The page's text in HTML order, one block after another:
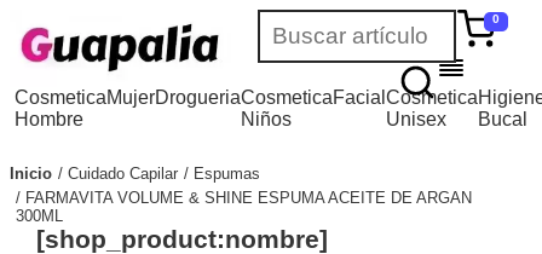
0
Cosmetica
Hombre
MujerDrogueriaCosmetica
Niños
FacialCosmetica
Unisex
Bucal
Inicio Cuidado Capilar
Espumas
FARMAVITA VOLUME & SHINE ESPUMA ACEITE DE ARGAN
300ML
[shop_product:nombre]